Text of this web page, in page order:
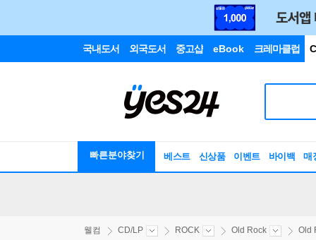
국내도서 외국도서 중고샵 eBook 크레마클럽
빠른분야찾기 베스트 신상품 이벤트 바이백 매
웰컴 CD/LP ROCK Old Rock Old